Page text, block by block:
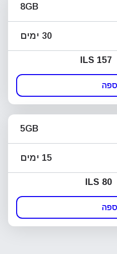
8GB
30 ימים
ILS 157
5GB
15 ימים
ILS 80